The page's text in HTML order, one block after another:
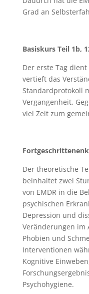
Grad an
Basiskurs Teil 1b,
Der erste Tag
vertieft das
Standardprotokoll
Vergangenheit,
viel Zeit zum
Der theoretische
beinhaltet zwei
von EMDR in die
psychischen
Depression und
Veränderungen im
Phobien und
Interventionen
Kognitive
Psychohygiene.